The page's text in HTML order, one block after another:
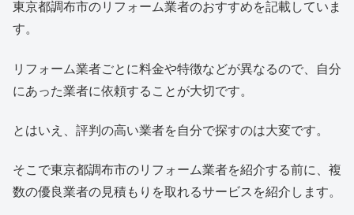
東京都調布市のリフォーム業者のおすすめを記載していま
す。
リフォーム業者ごとに料金や特徴などが異なるので、自分
にあった業者に依頼することが大切です。
とはいえ、評判の高い業者を自分で探すのは大変です。
そこで東京都調布市のリフォーム業者を紹介する前に、複
数の優良業者の見積もりを取れるサービスを紹介します。